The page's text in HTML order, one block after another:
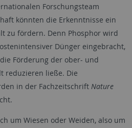
Forschungsteam
könnten die Erkenntnisse ein
zu fördern. Denn Phosphor wird
Dünger eingebracht,
Förderung der ober- und
reduzieren ließe. Die
in der Fachzeitschrift Nature
um Wiesen oder Weiden, also um